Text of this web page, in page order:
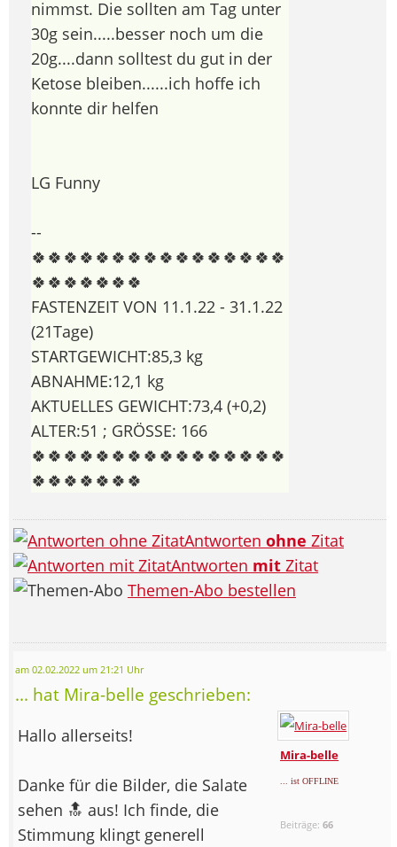
nimmst. Die sollten am Tag unter
30g sein.....besser noch um die
20g....dann solltest du gut in der
Ketose bleiben......ich hoffe ich
konnte dir helfen
LG Funny
--
🍀🍀🍀🍀🍀🍀🍀🍀🍀🍀🍀🍀🍀🍀🍀🍀
🍀🍀🍀🍀🍀🍀🍀
FASTENZEIT VON 11.1.22 - 31.1.22
(21Tage)
STARTGEWICHT:85,3 kg
ABNAHME:12,1 kg
AKTUELLES GEWICHT:73,4 (+0,2)
ALTER:51 ; GRÖSSE: 166
🍀🍀🍀🍀🍀🍀🍀🍀🍀🍀🍀🍀🍀🍀🍀🍀
🍀🍀🍀🍀🍀🍀🍀
Antworten ohne Zitat
Antworten mit Zitat
Themen-Abo bestellen
am 02.02.2022 um 21:21 Uhr
... hat Mira-belle geschrieben:
Mira-belle
... ist OFFLINE
Beiträge:66
Hallo allerseits!
Danke für die Bilder, die Salate
sehen 🔝 aus! Ich finde, die
Stimmung klingt generell